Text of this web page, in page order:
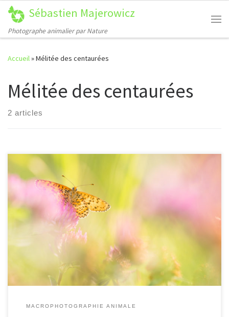
Passer au contenu
Sébastien Majerowicz
Photographe animalier par Nature
Accueil»Mélitée des centaurées
Mélitée des centaurées
2 articles
[…]
MACROPHOTOGRAPHIE ANIMALE